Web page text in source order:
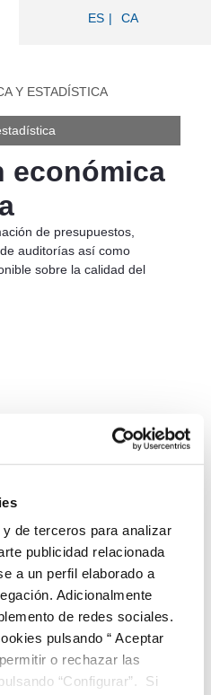
de terceros para analizar
publicidad relacionada
a un perfil elaborado a
Adicionalmente
de redes sociales.
pulsando “ Aceptar
o rechazar las
“Configurar”. Si
y estadística
ES CA
Y ESTADÍSTICA
económica
de presupuestos,
auditorías así como
sobre la calidad del